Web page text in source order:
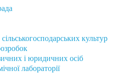
культур
і юридичних осіб
лабораторії